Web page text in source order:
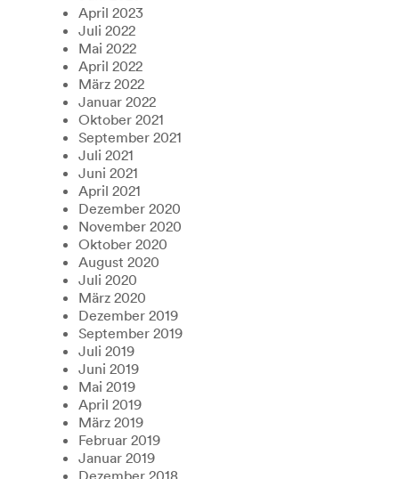
April 2023
Juli 2022
Mai 2022
April 2022
März 2022
Januar 2022
Oktober 2021
September 2021
Juli 2021
Juni 2021
April 2021
Dezember 2020
November 2020
Oktober 2020
August 2020
Juli 2020
März 2020
Dezember 2019
September 2019
Juli 2019
Juni 2019
Mai 2019
April 2019
März 2019
Februar 2019
Januar 2019
Dezember 2018